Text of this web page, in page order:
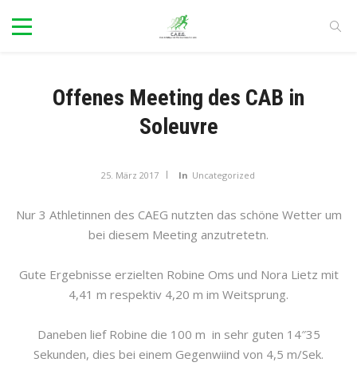
Offenes Meeting des CAB in
Soleuvre
25. März 2017 In Uncategorized
Nur 3 Athletinnen des CAEG nutzten das schöne Wetter um
bei diesem Meeting anzutretetn.
Gute Ergebnisse erzielten Robine Oms und Nora Lietz mit
4,41 m respektiv 4,20 m im Weitsprung.
Daneben lief Robine die 100 m in sehr guten 14″35
Sekunden, dies bei einem Gegenwiind von 4,5 m/Sek.